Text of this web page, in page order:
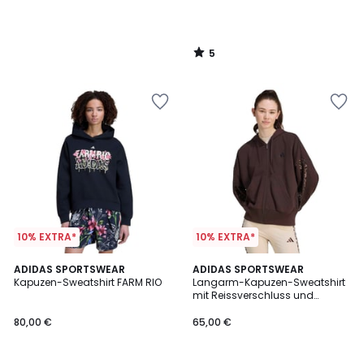
5
/
10% EXTRA*
ADIDAS SPORTSWEAR
Kapuzen-Sweatshirt FARM RIO
80,00 €
10% EXTRA*
ADIDAS SPORTSWEAR
Langarm-Kapuzen-Sweatshirt
mit Reissverschluss und
65,00 €
5
/
5
3
Farben